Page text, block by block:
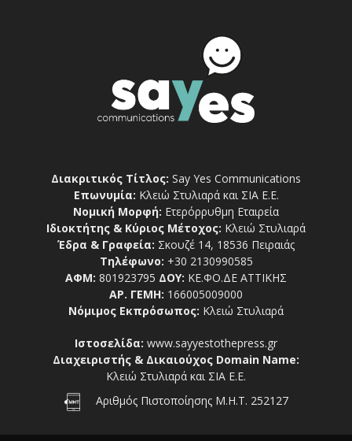
Διακριτικός Τίτλος: Say Yes Communications
Επωνυμία: Κλειώ Στυλιαρά και ΣΙΑ Ε.Ε.
Νομική Μορφή: Ετερόρρυθμη Εταιρεία
Ιδιοκτήτης & Κύριος Μέτοχος: Κλειώ Στυλιαρά
Έδρα & Γραφεία: Σκουζέ 14, 18536 Πειραιάς
Τηλέφωνο: +30 2130990585
ΑΦΜ: 801923795 ΔΟΥ: ΚΕ.ΦΟ.ΔΕ ΑΤΤΙΚΗΣ
ΑΡ. ΓΕΜΗ: 166005009000
Νόμιμος Εκπρόσωπος: Κλειώ Στυλιαρά
Ιστοσελίδα: www.sayyestothepress.gr
Διαχειριστής & Δικαιούχος Domain Name:
Κλειώ Στυλιαρά και ΣΙΑ Ε.Ε.
Αριθμός Πιστοποίησης Μ.Η.Τ. 252127